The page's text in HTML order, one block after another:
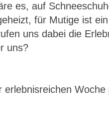
es, auf
für Mutige ist
uns dabei die
uns?